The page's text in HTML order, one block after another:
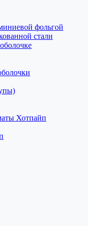
фольгой
стали
Хотпайп